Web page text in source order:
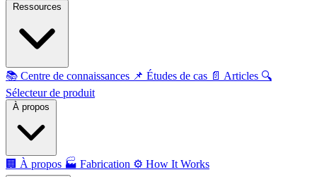
📚 Centre de connaissances 📌 Études de cas 📄 Articles 🔍
Sélecteur de produit
🏢 À propos 🏭 Fabrication ⚙️ How It Works